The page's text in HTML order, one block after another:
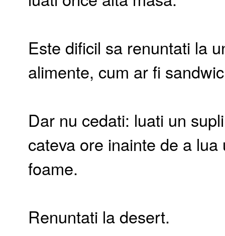
Este dificil sa renuntati la
alimente, cum ar fi
Dar nu cedati: luati un
cateva ore inainte de a
foame.
Renuntati la desert.